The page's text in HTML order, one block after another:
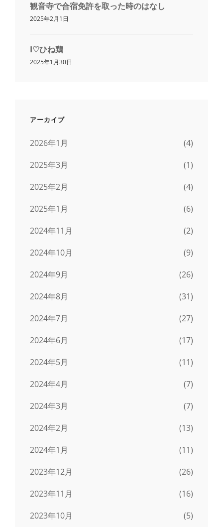
観音寺で合宿免許を取った時のはなし
2025年2月1日
I♡ひね鶏
2025年1月30日
アーカイブ
2026年1月
(4)
2025年3月
(1)
2025年2月
(4)
2025年1月
(6)
2024年11月
(2)
2024年10月
(9)
2024年9月
(26)
2024年8月
(31)
2024年7月
(27)
2024年6月
(17)
2024年5月
(11)
2024年4月
(7)
2024年3月
(7)
2024年2月
(13)
2024年1月
(11)
2023年12月
(26)
2023年11月
(16)
2023年10月
(5)